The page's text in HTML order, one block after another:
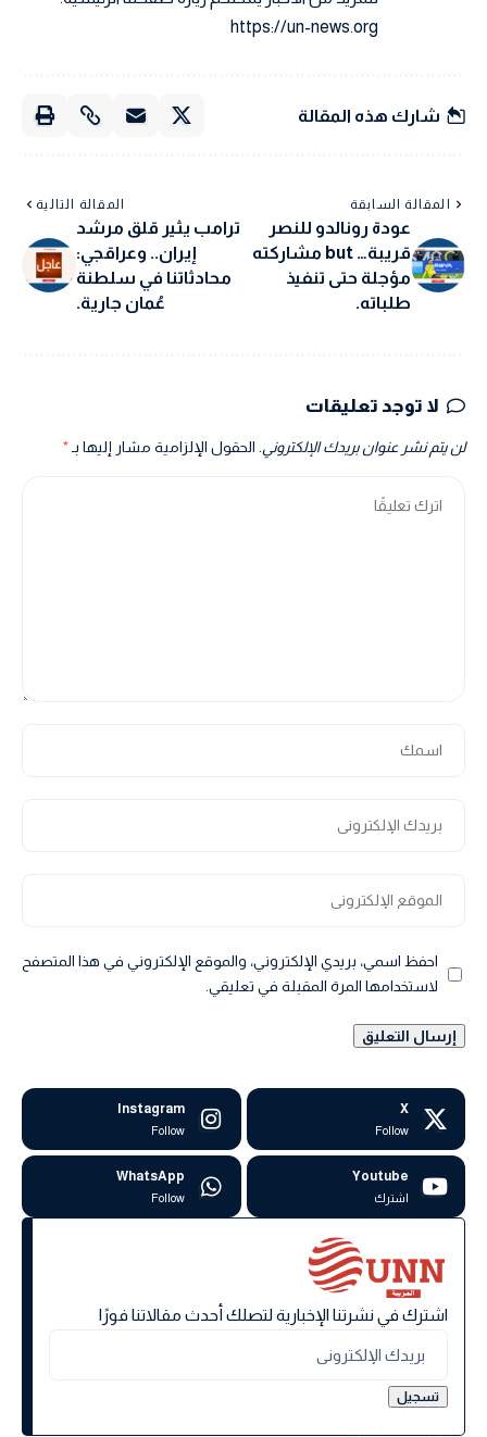
https://un-news.org
شارك هذه المقالة
المقالة السابقة
عودة رونالدو للنصر
قريبة… but مشاركته
مؤجلة حتى تنفيذ
طلباته.
المقالة التالية
ترامب يثير قلق مرشد
إيران.. وعراقجي:
محادثاتنا في سلطنة
عُمان جارية.
لا توجد تعليقات
لن يتم نشر عنوان بريدك الإلكتروني. الحقول الإلزامية مشار إليها بـ*
احفظ اسمي، بريدي الإلكتروني، والموقع الإلكتروني في هذا المتصفح
لاستخدامها المرة المقبلة في تعليقي.
X
Follow
Instagram
Follow
Youtube
اشترك
WhatsApp
Follow
اشترك في نشرتنا الإخبارية لتصلك أحدث مقالاتنا فورًا